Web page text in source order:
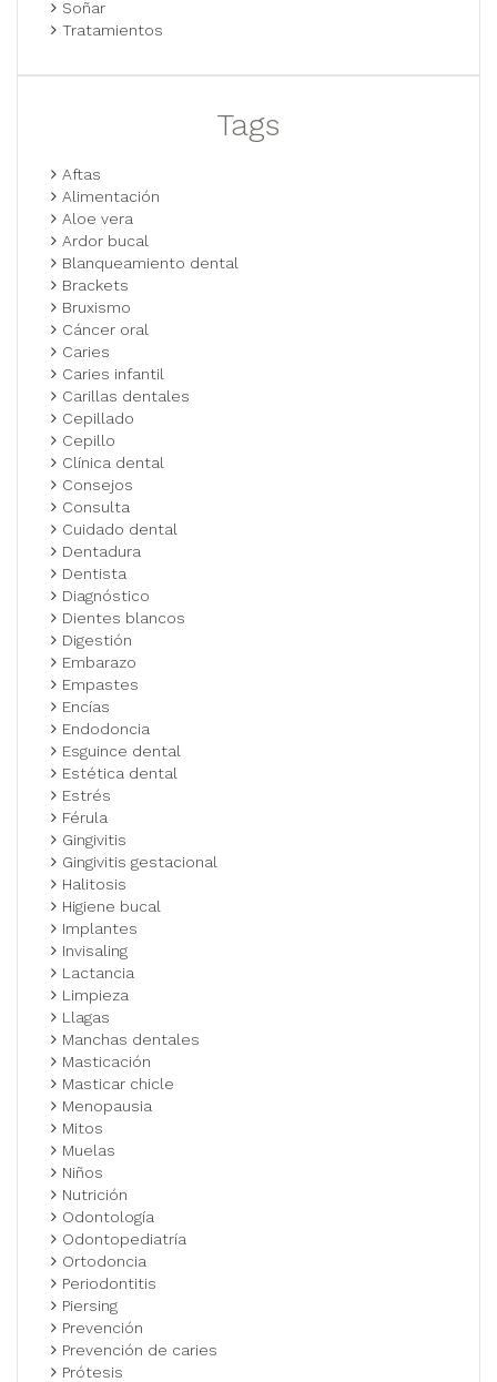
Soñar
Tratamientos
Tags
Aftas
Alimentación
Aloe vera
Ardor bucal
Blanqueamiento dental
Brackets
Bruxismo
Cáncer oral
Caries
Caries infantil
Carillas dentales
Cepillado
Cepillo
Clínica dental
Consejos
Consulta
Cuidado dental
Dentadura
Dentista
Diagnóstico
Dientes blancos
Digestión
Embarazo
Empastes
Encías
Endodoncia
Esguince dental
Estética dental
Estrés
Férula
Gingivitis
Gingivitis gestacional
Halitosis
Higiene bucal
Implantes
Invisaling
Lactancia
Limpieza
Llagas
Manchas dentales
Masticación
Masticar chicle
Menopausia
Mitos
Muelas
Niños
Nutrición
Odontología
Odontopediatría
Ortodoncia
Periodontitis
Piersing
Prevención
Prevención de caries
Prótesis